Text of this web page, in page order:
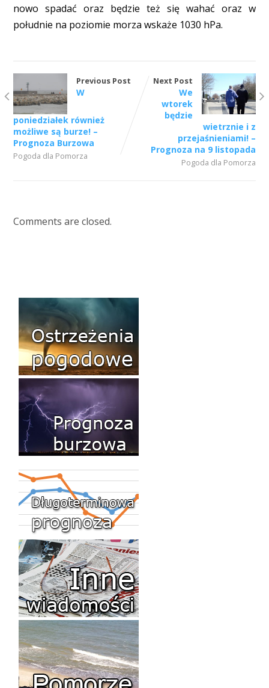
nowo spadać oraz będzie też się wahać oraz w
południe na poziomie morza wskaże 1030 hPa.
Previous Post
W
poniedziałek również
możliwe są burze! –
Prognoza Burzowa
Pogoda dla Pomorza
Next Post
We
wtorek
będzie
wietrznie i z
przejaśnieniami! –
Prognoza na 9 listopada
Pogoda dla Pomorza
Comments are closed.